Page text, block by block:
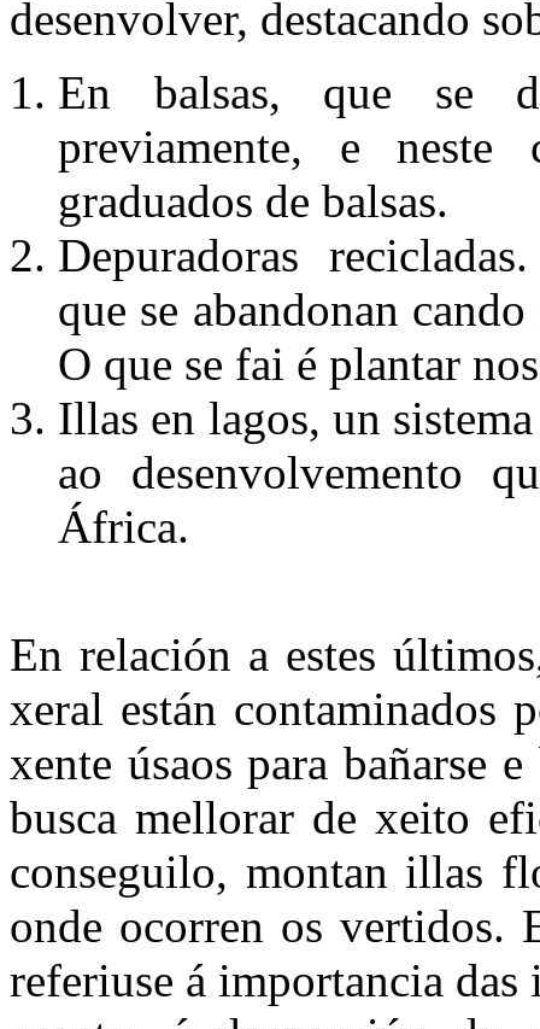
desenvolver, destacando
En balsas, que se
previamente, e neste
graduados de balsas.
Depuradoras
que se abandonan
O que se fai é plantar
Illas en lagos, un
ao desenvolvemento
África.
En relación a estes
xeral están contaminados
xente úsaos para bañarse
busca mellorar de xeito
conseguilo, montan illas
onde ocorren os vertidos.
referiuse á importancia